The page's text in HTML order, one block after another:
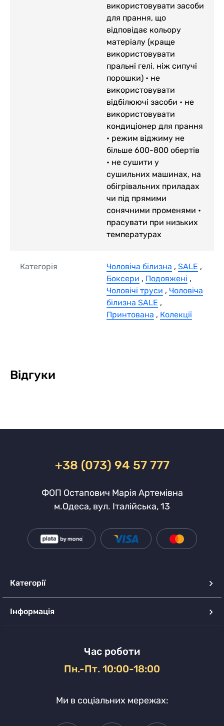
використовувати засоби
для прання, що
відповідає кольору
матеріалу (краще
використовувати
пральні гелі, ніж сипучі
порошки) • не
використовувати
відбілюючі засоби • не
використовувати
кондиціонер для прання
• режим віджиму не
більше 600-800 обертів
• не сушити у
сушильних машинах, на
обігрівальних приладах
чи під прямими
сонячними променями •
прасувати при низьких
температурах
Категорія Чоловіча білизна , SALE ,
Боксери , Подовжені ,
Чоловічі труси , Чоловіча
білизна SALE ,
Принтована , Колекції
Відгуки
+38 (073) 94 57 777
ФОП Остапович Марія Артемівна
м.Одеса, вул. Італійська, 13
Категорії
Інформація
Час роботи
Пн.-Пт. 10:00-18:00
Ми в соціальних мережах: